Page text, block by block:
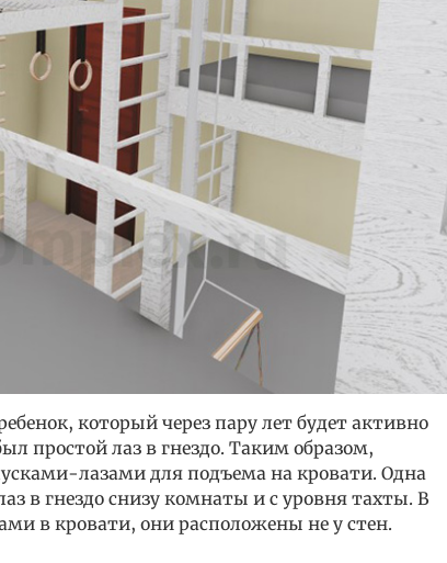
который через пару лет будет активно
простой лаз в гнездо. Таким образом,
лазами для подъема на кровати. Одна
в гнездо снизу комнаты и с уровня тахты. В
в кровати, они расположены не у стен.